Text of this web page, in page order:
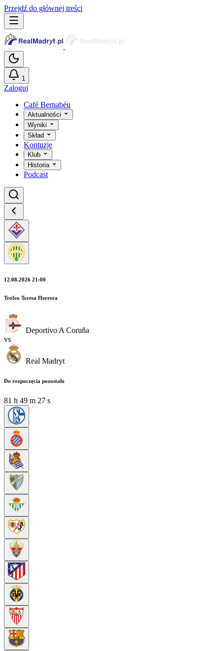
Przejdź do głównej treści
1
Zaloguj
Café Bernabéu
Aktualności
Wyniki
Skład
Kontuzje
Klub
Historia
Podcast
12.08.2026 21:00
Trofeo Teresa Herrera
Deportivo A Coruña
vs
Real Madryt
Do rozpoczęcia pozostało
81 h 49 m 27 s